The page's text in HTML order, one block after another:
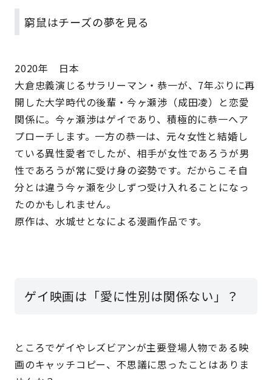
窮鼠はチーズの夢を見る
2020年 日本
大倉忠義演じるサラリーマン・恭一が、7年ぶりに再
開した大学時代の後輩・今ヶ瀬渉（成田凌）と恋愛
関係に。今ヶ瀬渉はゲイであり、積極的に恭一へア
プローチします。一方の恭一は、元々女性と結婚し
ている異性愛者でしたが、相手が女性であろうが男
性であろうが常に受け身の姿勢です。だからこそ自
分とは違う今ヶ瀬を少しずつ受け入れることになっ
たのかもしれません。
原作は、水城せとなによる漫画作品です。
ゲイ映画は「愛に性別は関係ない」？
ところでゲイやレズビアンが主要登場人物である映
画のキャッチコピー、不思議に思ったことはありま